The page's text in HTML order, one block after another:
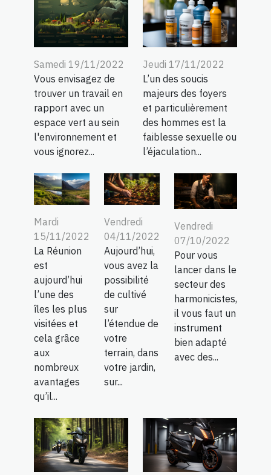
Samedi 19/11/2022
Vous envisagez de
trouver un travail en
rapport avec un
espace vert au sein
l'environnement et
vous ignorez...
Jeudi 17/11/2022
L’un des soucis
majeurs des foyers
et particulièrement
des hommes est la
faiblesse sexuelle ou
l’éjaculation...
Mardi
15/11/2022
La Réunion
est
aujourd’hui
l’une des
îles les plus
visitées et
cela grâce
aux
nombreux
avantages
qu’il...
Vendredi
04/11/2022
Aujourd’hui,
vous avez la
possibilité
de cultivé
sur
l’étendue de
votre
terrain, dans
votre jardin,
sur...
Vendredi
07/10/2022
Pour vous
lancer dans le
secteur des
harmonicistes,
il vous faut un
instrument
bien adapté
avec des...